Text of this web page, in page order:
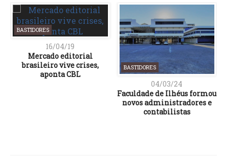
BASTIDORES
16/04/19
Mercado editorial
brasileiro vive crises,
aponta CBL
BASTIDORES
04/03/24
Faculdade de Ilhéus formou
novos administradores e
contabilistas